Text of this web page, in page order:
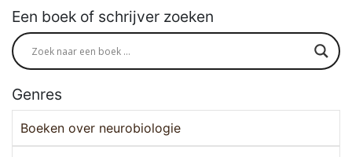
Een boek of schrijver zoeken
Genres
Boeken over neurobiologie